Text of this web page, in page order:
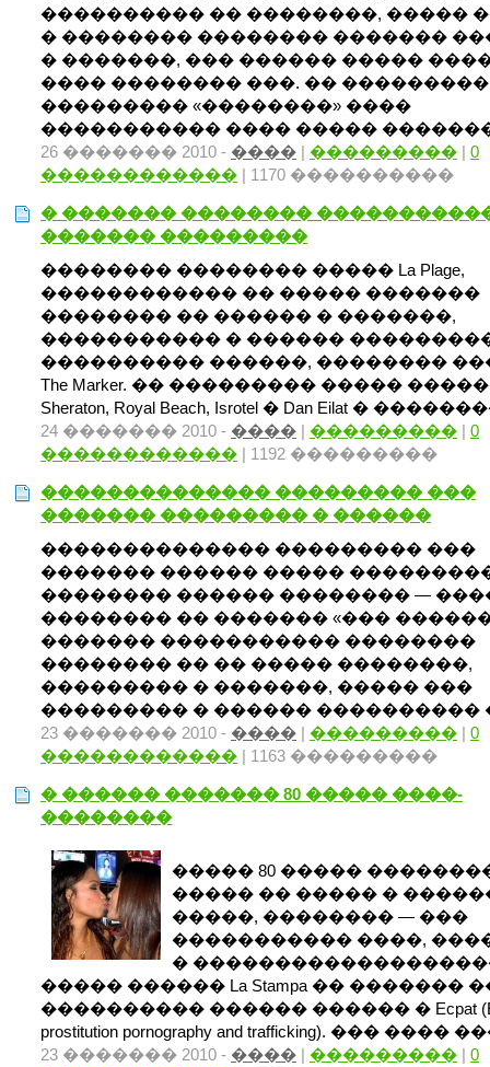
���������� �� ��������, �����
� �������� �������� �������
� �������, ��� ������ �����
���� �������� ���. �� ���������
��������� «��������» ����
����������� ���� �����
26 ������� 2010 - ���� | ��������� | 0
������������ | 1170 ����������
� ������� ��������
������� ���������
�������� �������� ����� La Plage,
������������ �� ����� �������
�������� �� ������ � �������,
����������� � ������
���������� ������, ��������
The Marker. �� ��������� �����
Sheraton, Royal Beach, Isrotel � Dan Eilat �
24 ������� 2010 - ���� | ��������� | 0
������������ | 1192 ���������
�������������� ��������� ���
������� ��������� � ������
�������������� ��������� ���
������� ������ �����
�������� ������ �������� —
�������� �� ������� «���
������� ����������� ��������
�������� �� �� ����� ��������,
��������� � �������, ����� ���
��������� � ������ ����������
23 ������� 2010 - ���� | ��������� | 0
������������ | 1163 ���������
� ������ ������� 80 ����� ����-
��������
����� 80 �����
����� �� ����� �
�����, �������� — ���
����������� ����,
�
����� ������ La Stampa �� �������
���������� ������ ������ � Ecpat
prostitution pornography and trafficking). ��� ����
23 ������� 2010 - ���� | ��������� | 0